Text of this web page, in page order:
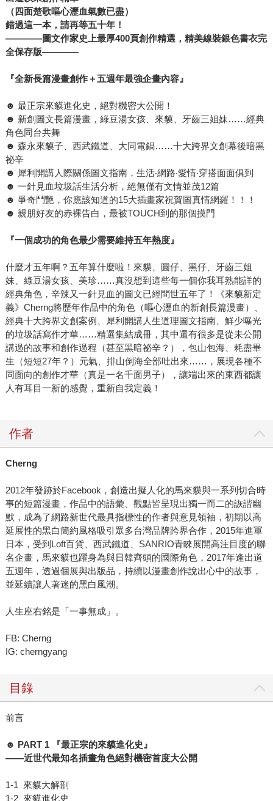
（四面楚歌嘔心瀝血氣數已盡）
錯過這一本，請再等五十年！
————圖文作家史上最厚400頁創作精選，精美線裝銀色書衣完
全保存版————
『全新長篇漫畫創作＋五週年最強企畫內容』
☻ 最正宗來貘進化史，絕對機密大公開！
☻ 新創圖文長篇漫畫，綠豆湯女孩、來貘、牙齒三姐妹……經典
角色同台共舞
☻ 森永來貘子、西武鐵道、大同電鍋……十大跨界文創幕後暗黑
祕辛
☻ 犀利開講人際關係圖文指南，生活‧網路‧愛情‧穿搭面面俱到
☻ 一針見血垃圾話生活分析，絕無僅有文情並茂12篇
☻ 爭奇鬥艷，你應該知道的15大插畫家祝賀圖真情網羅！！！
☻ 親朋好友的赤裸告白，最被TOUCH到的那個摸門
『一個成功的角色最少需要維持五年熱度』
什麼才五年啊？五年算什麼啦！來貘、圓仔、黑仔、牙齒三姐
妹、綠豆湯女孩、美珍……真沒想到這些每一個你我耳熟能詳的
經典角色，辛辣又一針見血的圖文已經問世五年了！《來貘新定
義》Cherng將歷年作品中的角色（嘔心瀝血的新創長篇漫畫）、
經典十大跨界文創案例、犀利開講人生道理圖文指南、鮮少曝光
的垃圾話寫作才華……精選集結成冊，其中還有很多是從未公開
講過的故事和創作過程（甚至黑暗祕辛？），包山包海、耗盡畢
生（短短27年？）元氣、排山倒海全部吐出來……，展現各種不
同面向的創作才華（真是一名千面男子），讓端出來的東西都讓
人有耳目一新的感覺，重新自我定義！
作者
Cherng
2012年發跡於Facebook，創造出擬人化的馬來貘與一系列切合時
事的短篇漫畫，作品中的語彙、觀點皆呈現出獨一而二的詼諧幽
默，成為了網路新世代最具指標性的作者與意見領袖，初期以高
延展性的黑白簡約風格吸引眾多台灣品牌跨界合作，2015年進軍
日本，受到Loft百貨、西武鐵道、SANRIO青睞展開高注目度的聯
名企畫，馬來貘也躍身為與日韓齊頭的國際角色，2017年逢出道
五週年，透過個展與出版品，持續以漫畫創作說出心中的故事，
並延續讓人著迷的黑白風潮。
人生座右銘是「一事無成」。
FB: Cherng
IG: cherngyang
目錄
前言
☻ PART 1
『最正宗的來貘進化史』
——近世代最知名插畫角色絕對機密首度大公開
1-1 來貘大解剖
1-2 來貘進化史